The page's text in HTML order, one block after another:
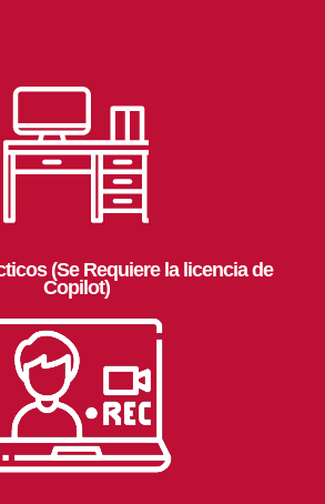
(Se Requiere la licencia de
Copilot)